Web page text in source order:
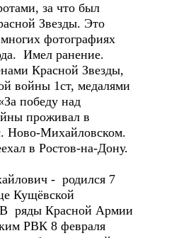
за что был
Звезды. Это
фотографиях
Имел ранение.
Красной Звезды,
войны 1ст, медалями
победу над
проживал в
Ново-Михайловском.
в Ростов-на-Дону.
- родился 7
Кущёвской
В ряды Красной Армии
РВК 8 февраля